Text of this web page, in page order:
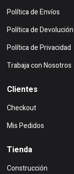
Política de Envíos
Política de Devolución
Política de Privacidad
Trabaja con Nosotros
Clientes
Checkout
Mis Pedidos
Tienda
Construcción